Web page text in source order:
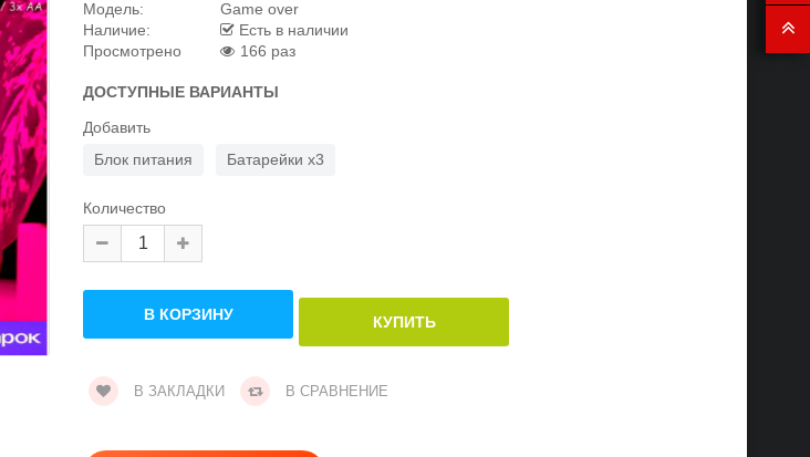
Модель:
Game over
Наличие:
Есть в наличии
Просмотрено
166 раз
ДОСТУПНЫЕ ВАРИАНТЫ
Добавить
Блок питания Батарейки x3
Количество
В ЗАКЛАДКИ В СРАВНЕНИЕ